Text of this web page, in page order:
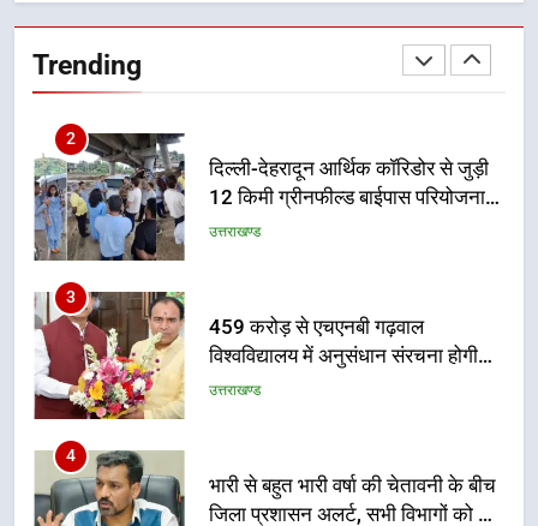
Trending
वाले महीनों में हजारों पदों पर की जाएगी
12 किमी ग्रीनफील्ड बाईपास परियोजना
का डीएम ने किया निरीक्षण; समयबद्ध एवं
उत्तराखण्ड
3
विश्वविद्यालय में अनुसंधान संरचना होगी
सुदृढ
उत्तराखण्ड
4
जिला प्रशासन अलर्ट, सभी विभागों को हाई
अलर्ट पर रहने के निर्देश
उत्तराखण्ड